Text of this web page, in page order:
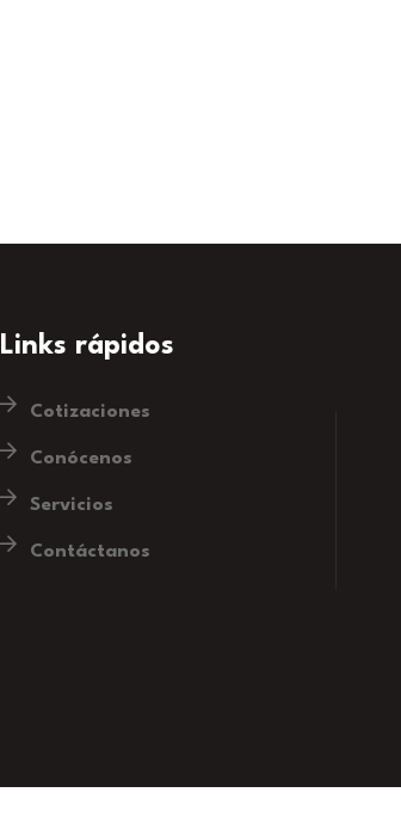
Links rápidos
Cotizaciones
Conócenos
Servicios
Contáctanos